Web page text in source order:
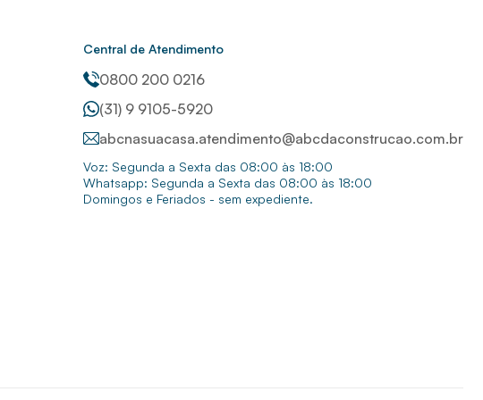
Central de Atendimento
0800 200 0216
(31) 9 9105-5920
abcnasuacasa.atendimento@abcdaconstrucao.com.br
Voz: Segunda a Sexta das 08:00 às 18:00
Whatsapp: Segunda a Sexta das 08:00 às 18:00
Domingos e Feriados - sem expediente.